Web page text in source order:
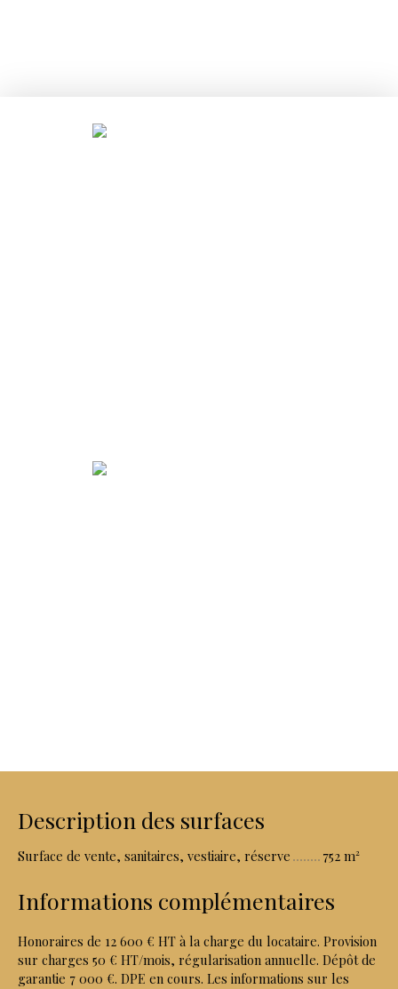
Description des surfaces
Surface de vente, sanitaires, vestiaire, réserve 752 m²
Informations complémentaires
Honoraires de 12 600 € HT à la charge du locataire. Provision
sur charges 50 € HT/mois, régularisation annuelle. Dépôt de
garantie 7 000 €. DPE en cours. Les informations sur les